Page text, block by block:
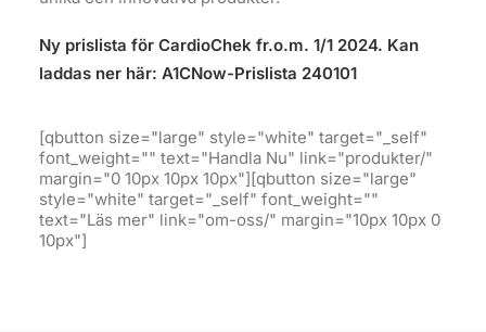
Ny prislista för CardioChek fr.o.m. 1/1 2024. Kan
laddas ner här: A1CNow-Prislista 240101
[qbutton size="large" style="white" target="_self"
font_weight="" text="Handla Nu" link="produkter/"
margin="0 10px 10px 10px"][qbutton size="large"
style="white" target="_self" font_weight=""
text="Läs mer" link="om-oss/" margin="10px 10px 0
10px"]